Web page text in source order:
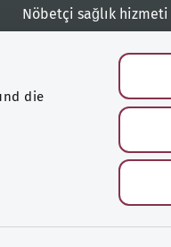
die
Nöbetçi sağlık hizmeti
Acil cagri numaralari